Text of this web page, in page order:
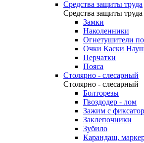
Средства защиты труда
Средства защиты труда
Замки
Наколенники
Огнетушители
Очки Каски
Перчатки
Пояса
Столярно - слесарный
Столярно - слесарный
Болторезы
Гвоздодер - лом
Зажим с
Заклепочники
Зубило
Карандаш,